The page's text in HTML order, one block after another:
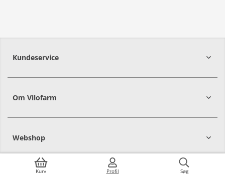
Kurv Profil Søg
Kundeservice
Om Vilofarm
Webshop